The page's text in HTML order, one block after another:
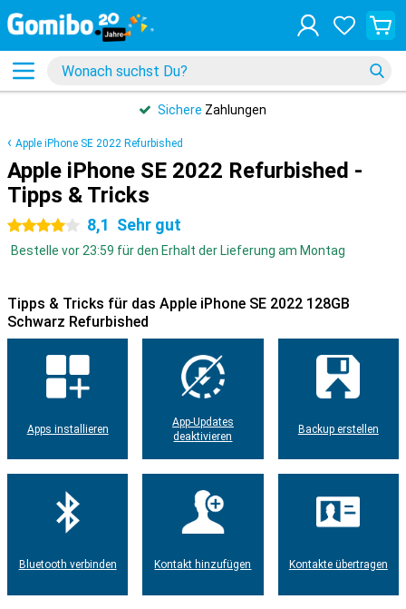
Sichere Zahlungen
Apple iPhone SE 2022 Refurbished
Apple iPhone SE 2022 Refurbished -
Tipps & Tricks
4 Sterne 8,1 Sehr gut
Bestelle vor 23:59 für den Erhalt der Lieferung am Montag
Tipps & Tricks für das Apple iPhone SE 2022 128GB
Schwarz Refurbished
Apps installieren
App-Updates
deaktivieren
Backup erstellen
Bluetooth verbinden Kontakt hinzufügen Kontakte übertragen